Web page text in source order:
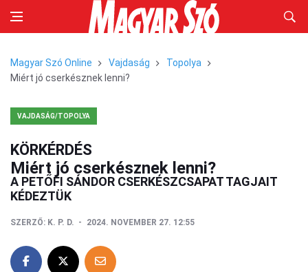
Magyar Szó Online Vajdaság
Topolya
Miért jó cserkésznek lenni?
VAJDASÁG/TOPOLYA
KÖRKÉRDÉS
Miért jó cserkésznek lenni?
A PETŐFI SÁNDOR CSERKÉSZCSAPAT TAGJAIT
KÉDEZTÜK
SZERZŐ: K. P. D. 2024. NOVEMBER 27. 12:55